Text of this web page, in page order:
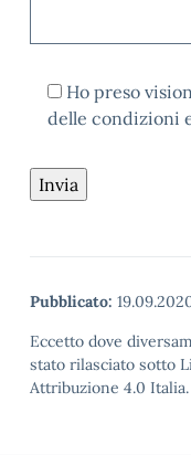
Ho preso
delle condizioni
Pubblicato:
Eccetto dove
stato rilasciato sotto
Attribuzione 4.0 Italia.